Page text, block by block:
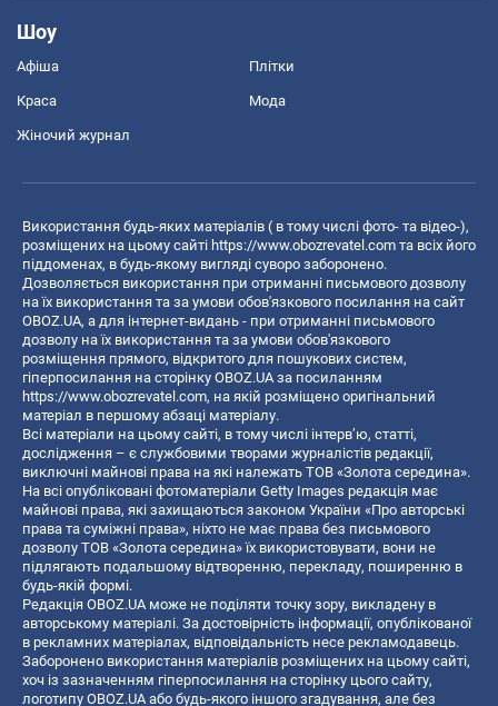
Шоу
Афіша Плітки
Краса Мода
Жіночий журнал
Використання будь-яких матеріалів ( в тому числі фото- та відео-),
розміщених на цьому сайті https://www.obozrevatel.com та всіх його
піддоменах, в будь-якому вигляді суворо заборонено.
Дозволяється використання при отриманні письмового дозволу
на їх використання та за умови обов'язкового посилання на сайт
OBOZ.UA, а для інтернет-видань - при отриманні письмового
дозволу на їх використання та за умови обов'язкового
розміщення прямого, відкритого для пошукових систем,
гіперпосилання на сторінку OBOZ.UA за посиланням
https://www.obozrevatel.com, на якій розміщено оригінальний
матеріал в першому абзаці матеріалу.
Всі матеріали на цьому сайті, в тому числі інтерв’ю, статті,
дослідження – є службовими творами журналістів редакції,
виключні майнові права на які належать ТОВ «Золота середина».
На всі опубліковані фотоматеріали Getty Images редакція має
майнові права, які захищаються законом України «Про авторські
права та суміжні права», ніхто не має права без письмового
дозволу ТОВ «Золота середина» їх використовувати, вони не
підлягають подальшому відтворенню, перекладу, поширенню в
будь-якій формі.
Редакція OBOZ.UA може не поділяти точку зору, викладену в
авторському матеріалі. За достовірність інформації, опублікованої
в рекламних матеріалах, відповідальність несе рекламодавець.
Заборонено використання матеріалів розміщених на цьому сайті,
хоч із зазначенням гіперпосилання на сторінку цього сайту,
логотипу OBOZ.UA або будь-якого іншого згадування, але без